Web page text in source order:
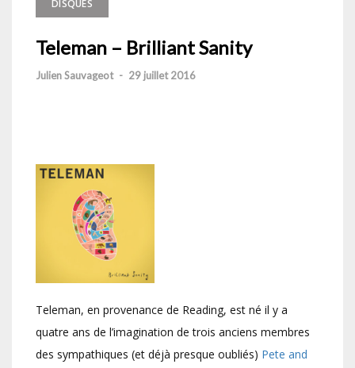
DISQUES
Teleman – Brilliant Sanity
Julien Sauvageot - 29 juillet 2016
Teleman, en provenance de Reading, est né il y a
quatre ans de l’imagination de trois anciens membres
des sympathiques (et déjà presque oubliés) Pete and